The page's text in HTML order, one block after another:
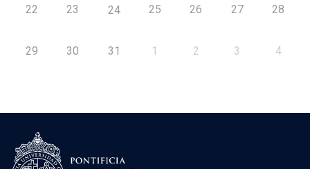
22 23 24 25 26 27 28
29 30 31 1 2 3 4